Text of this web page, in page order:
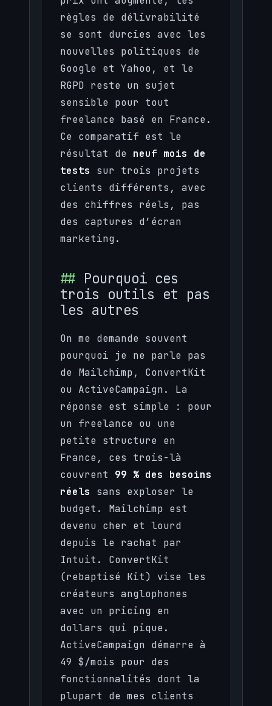
règles de délivrabilité
se sont durcies avec les
nouvelles politiques de
Google et Yahoo, et le
RGPD reste un sujet
sensible pour tout
freelance basé en France.
Ce comparatif est le
résultat de neuf mois de
tests sur trois projets
clients différents, avec
des chiffres réels, pas
des captures d’écran
marketing.
Pourquoi ces
trois outils et pas
les autres
On me demande souvent
pourquoi je ne parle pas
de Mailchimp, ConvertKit
ou ActiveCampaign. La
réponse est simple : pour
un freelance ou une
petite structure en
France, ces trois-là
couvrent 99 % des besoins
réels sans exploser le
budget. Mailchimp est
devenu cher et lourd
depuis le rachat par
Intuit. ConvertKit
(rebaptisé Kit) vise les
créateurs anglophones
avec un pricing en
dollars qui pique.
ActiveCampaign démarre à
49 $/mois pour des
fonctionnalités dont la
plupart de mes clients